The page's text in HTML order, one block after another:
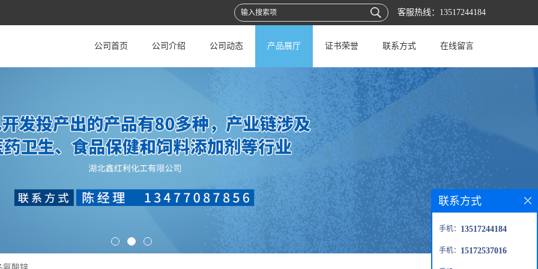
客服热线： 13517244184
公司首页 公司介绍 公司动态 产品展厅 证书荣誉 联系方式 在线留言
联系方式
手机： 13517244184
手机： 15172537016